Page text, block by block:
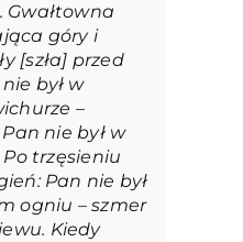
Gwałtowna
góry i
[szła] przed
był w
–
nie był w
trzęsieniu
Pan nie był
ogniu – szmer
Kiedy